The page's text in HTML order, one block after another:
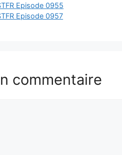
Episode 0955
Episode 0957
commentaire